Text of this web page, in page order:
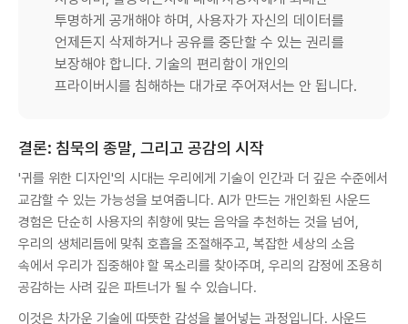
투명하게 공개해야 하며, 사용자가 자신의 데이터를
언제든지 삭제하거나 공유를 중단할 수 있는 권리를
보장해야 합니다. 기술의 편리함이 개인의
프라이버시를 침해하는 대가로 주어져서는 안 됩니다.
결론: 침묵의 종말, 그리고 공감의 시작
'귀를 위한 디자인'의 시대는 우리에게 기술이 인간과 더 깊은 수준에서
교감할 수 있는 가능성을 보여줍니다. AI가 만드는 개인화된 사운드
경험은 단순히 사용자의 취향에 맞는 음악을 추천하는 것을 넘어,
우리의 생체리듬에 맞춰 호흡을 조절해주고, 복잡한 세상의 소음
속에서 우리가 집중해야 할 목소리를 찾아주며, 우리의 감정에 조용히
공감하는 사려 깊은 파트너가 될 수 있습니다.
이것은 차가운 기술에 따뜻한 감성을 불어넣는 과정입니다. 사운드